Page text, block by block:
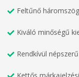
Feltűnő
Kiváló minőségű
Rendkívül